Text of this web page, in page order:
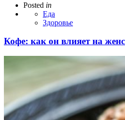
Posted in
Еда
Здоровье
Кофе: как он влияет на